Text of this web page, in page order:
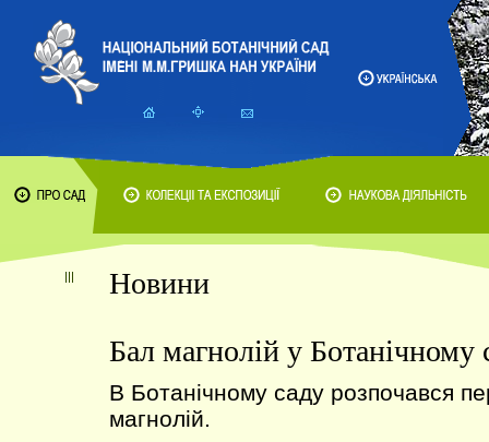
Новини
Бал магнолій у Ботанічному
В Ботанічному саду розпочався
магнолій.